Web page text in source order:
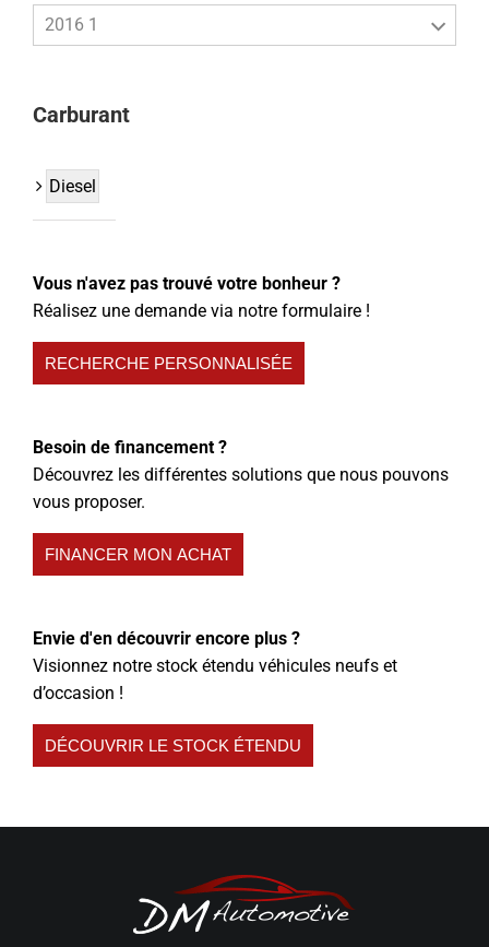
2016 1
Carburant
Diesel
Vous n'avez pas trouvé votre bonheur ?
Réalisez une demande via notre formulaire !
RECHERCHE PERSONNALISÉE
Besoin de financement ?
Découvrez les différentes solutions que nous pouvons
vous proposer.
FINANCER MON ACHAT
Envie d'en découvrir encore plus ?
Visionnez notre stock étendu véhicules neufs et
d’occasion !
DÉCOUVRIR LE STOCK ÉTENDU